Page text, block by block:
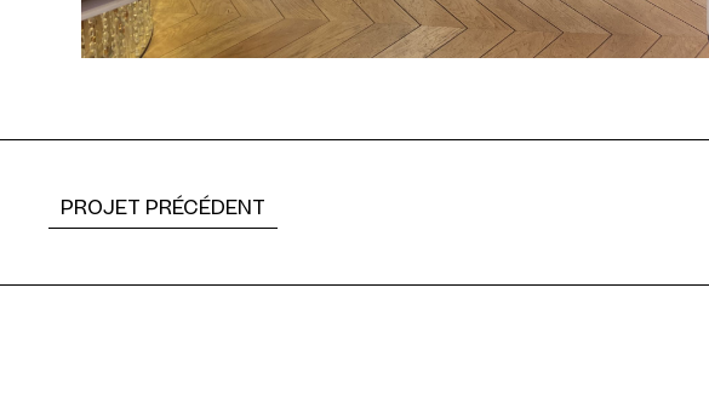
PROJET PRÉCÉDENT